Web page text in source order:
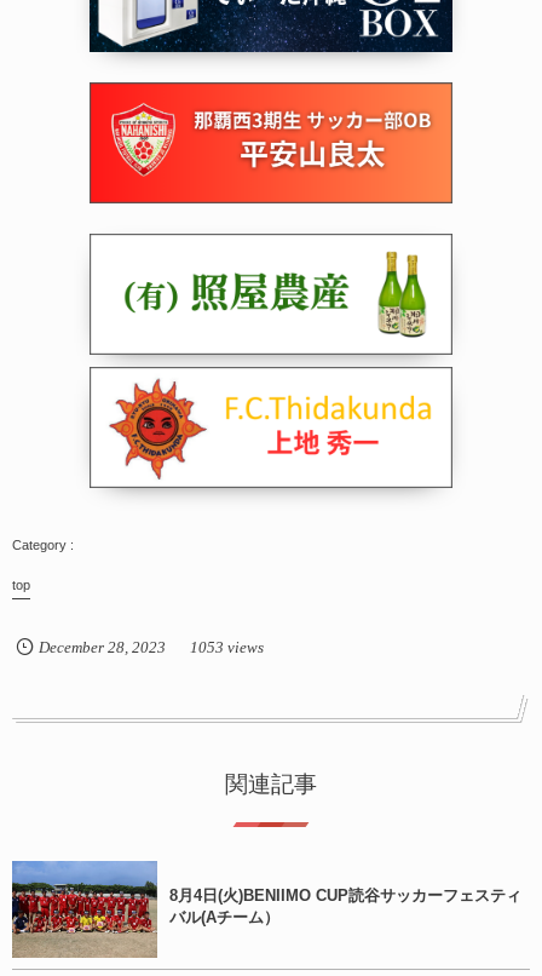
top
December 28, 2023 1053 views
関連記事
8月4日(火)BENIIMO CUP読谷サッカーフェスティ
バル(Aチーム）